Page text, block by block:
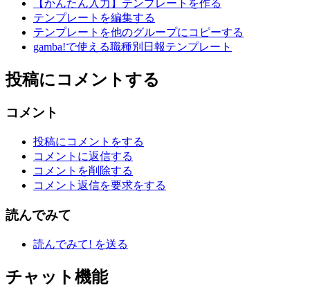
【かんたん入力】テンプレートを作る
テンプレートを編集する
テンプレートを他のグループにコピーする
gamba!で使える職種別日報テンプレート
投稿にコメントする
コメント
投稿にコメントをする
コメントに返信する
コメントを削除する
コメント返信を要求をする
読んでみて
読んでみて! を送る
チャット機能